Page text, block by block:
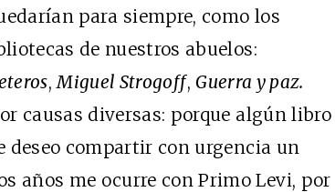
para siempre, como los
de nuestros abuelos:
,Miguel Strogoff,Guerra y paz.
causas diversas: porque algún libro
deseo compartir con urgencia un
años me ocurre con Primo Levi, por
Cine desde los márgenes
EDICIÓN MÉXICO
SUSCRÍBETE